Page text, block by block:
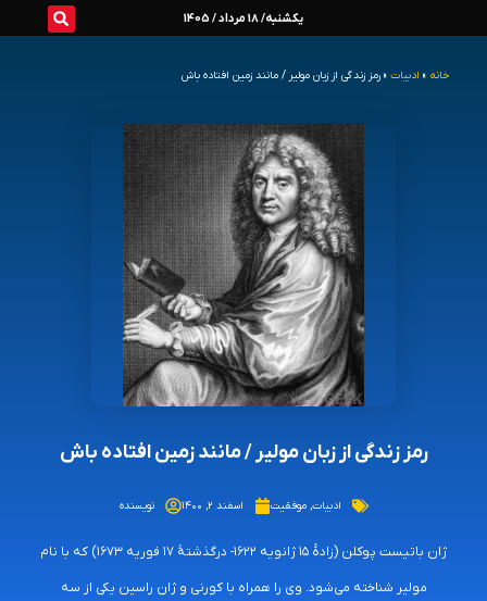
یکشنبه/ 18 مرداد / 1405
خانه » ادبیات » رمز زندگی از زبان مولیر / مانند زمین افتاده باش
رمز زندگی از زبان مولیر / مانند زمین افتاده باش
ادبیات,موفقیت اسفند ۲, ۱۴۰۰ نویسنده
ژان باتیست پوکلن (زادهٔ ۱۵ ژانویه ۱۶۲۲- درگذشتهٔ ۱۷ فوریه ۱۶۷۳) که با نام
مولیر شناخته می‌شود. وی را همراه با کورنی و ژان راسین یکی از سه